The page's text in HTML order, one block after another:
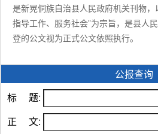
是新晃侗族自治县人民政府机关刊物，
指导工作、服务社会”为宗旨，是县人
登的公文视为正式公文依照执行。
公报查询
标 题:
正 文: